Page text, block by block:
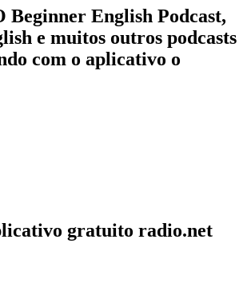
English Podcast,
e muitos outros podcasts
com o aplicativo o
gratuito radio.net